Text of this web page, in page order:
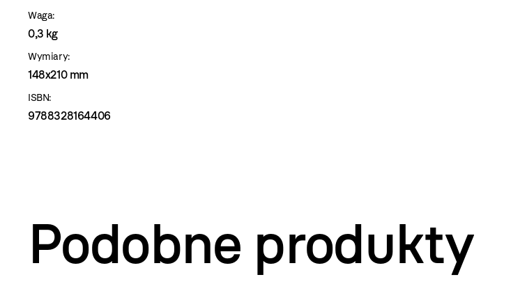
Waga:
0,3 kg
Wymiary:
148x210 mm
ISBN:
9788328164406
Podobne produkty